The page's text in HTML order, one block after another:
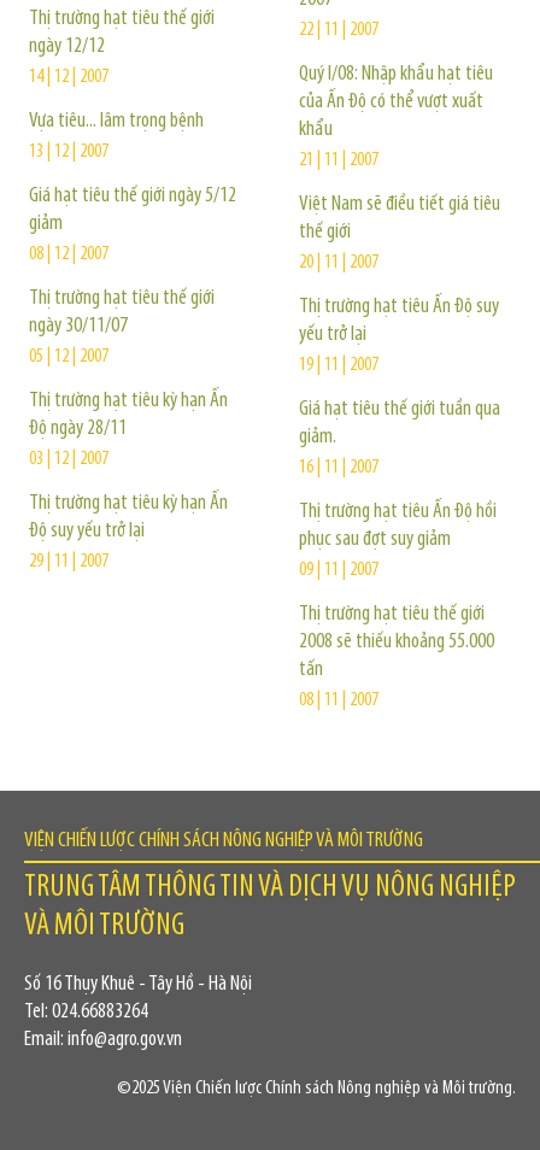
Thị trường hạt tiêu thế giới
ngày 12/12
14 | 12 | 2007
Vựa tiêu... lâm trọng bệnh
13 | 12 | 2007
Giá hạt tiêu thế giới ngày 5/12
giảm
08 | 12 | 2007
Thị trường hạt tiêu thế giới
ngày 30/11/07
05 | 12 | 2007
Thị trường hạt tiêu kỳ hạn Ấn
Độ ngày 28/11
03 | 12 | 2007
Thị trường hạt tiêu kỳ hạn Ấn
Độ suy yếu trở lại
29 | 11 | 2007
22 | 11 | 2007
Quý I/08: Nhập khẩu hạt tiêu
của Ấn Độ có thể vượt xuất
khẩu
21 | 11 | 2007
Việt Nam sẽ điều tiết giá tiêu
thế giới
20 | 11 | 2007
Thị trường hạt tiêu Ấn Độ suy
yếu trở lại
19 | 11 | 2007
Giá hạt tiêu thế giới tuần qua
giảm.
16 | 11 | 2007
Thị trường hạt tiêu Ấn Độ hồi
phục sau đợt suy giảm
09 | 11 | 2007
Thị trường hạt tiêu thế giới
2008 sẽ thiếu khoảng 55.000
tấn
08 | 11 | 2007
VIỆN CHIẾN LƯỢC CHÍNH SÁCH NÔNG NGHIỆP VÀ MÔI TRƯỜNG
TRUNG TÂM THÔNG TIN VÀ DỊCH VỤ NÔNG NGHIỆP
VÀ MÔI TRƯỜNG
Số 16 Thụy Khuê - Tây Hồ - Hà Nội
Tel: 024.66883264
Email: info@agro.gov.vn
©2025 Viện Chiến lược Chính sách Nông nghiệp và Môi trường.